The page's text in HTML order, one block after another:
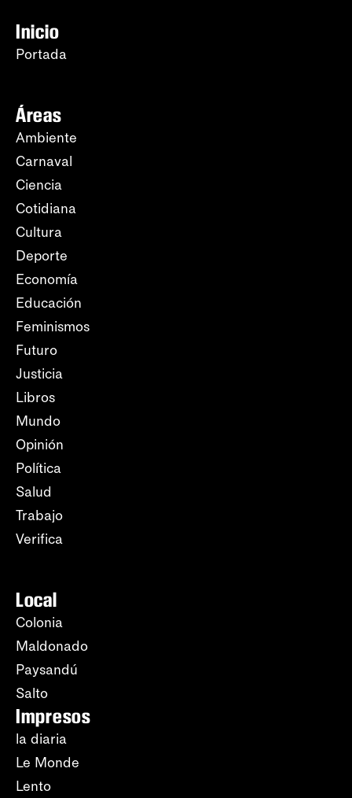
Inicio
Portada
Áreas
Ambiente
Carnaval
Ciencia
Cotidiana
Cultura
Deporte
Economía
Educación
Feminismos
Futuro
Justicia
Libros
Mundo
Opinión
Política
Salud
Trabajo
Verifica
Local
Colonia
Maldonado
Paysandú
Salto
Impresos
la diaria
Le Monde
Lento